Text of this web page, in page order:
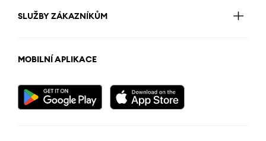
SLUŽBY ZÁKAZNÍKŮM
MOBILNÍ APLIKACE